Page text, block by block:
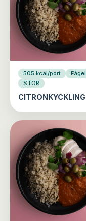
505 kcal/port
Fågel
STOR
CITRONKYCKLING